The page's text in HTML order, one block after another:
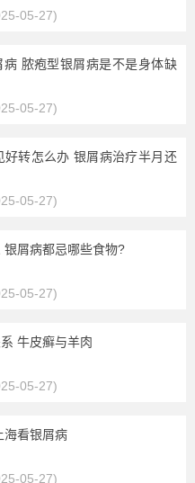
05-27)
脓疱型银屑病是不是身体缺
05-27)
好转怎么办 银屑病治疗半月还
05-27)
屑病都忌哪些食物?
05-27)
牛皮癣与羊肉
05-27)
海看银屑病
05-27)